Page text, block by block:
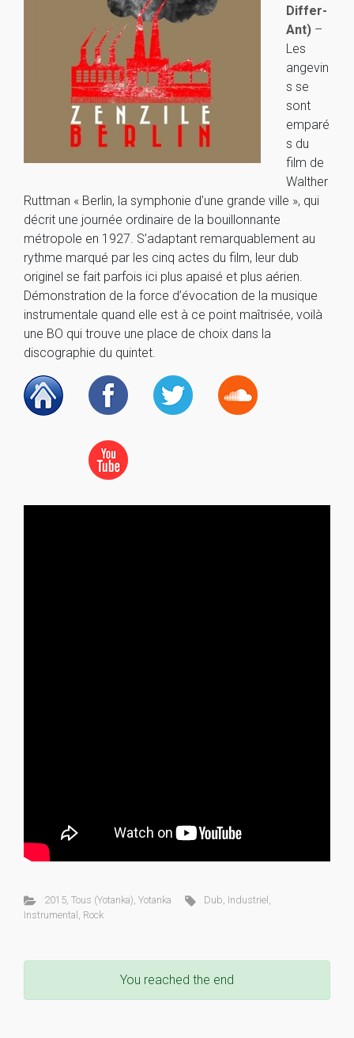
Differ-
Ant) –
Les
angevin
s se
sont
emparé
s du
film de
Walther
Ruttman « Berlin, la symphonie d’une grande ville », qui
décrit une journée ordinaire de la bouillonnante
métropole en 1927. S’adaptant remarquablement au
rythme marqué par les cinq actes du film, leur dub
originel se fait parfois ici plus apaisé et plus aérien.
Démonstration de la force d’évocation de la musique
instrumentale quand elle est à ce point maîtrisée, voilà
une BO qui trouve une place de choix dans la
discographie du quintet.
2015, Tous (Yotanka), Yotanka Dub, Industriel ,
Instrumental , Rock
You reached the end